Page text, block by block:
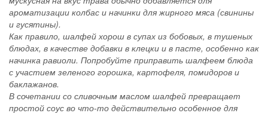
ароматизации колбас и начинки для жирного мяса (свинины
и гусятины).
Как правило, шалфей хорош в супах из бобовых, в тушеных
блюдах, в качестве добавки в клецки и в пасте, особенно как
начинка равиоли. Попробуйте приправить шалфеем блюда
с участием зеленого горошка, картофеля, помидоров и
баклажанов.
В сочетании со сливочным маслом шалфей превращает
простой соус во что-то действительно особенное для